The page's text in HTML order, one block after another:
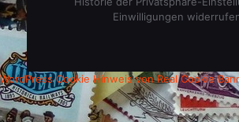
Einwilligungen
WordPress Cookie Hinweis von Real Cookie